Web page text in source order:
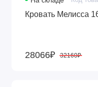
Кровать Мелисса
28066₽ 32160₽